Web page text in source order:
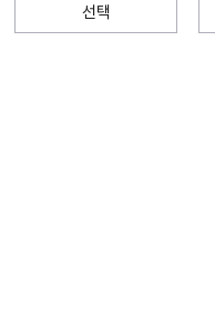
선택